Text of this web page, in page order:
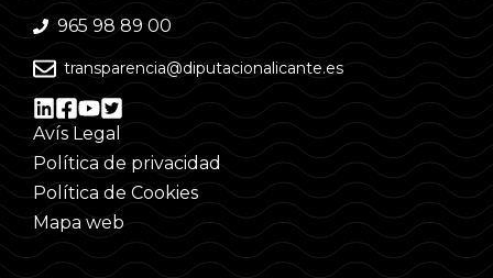
965 98 89 00
transparencia@diputacionalicante.es
Avís Legal
Política de privacidad
Política de Cookies
Mapa web